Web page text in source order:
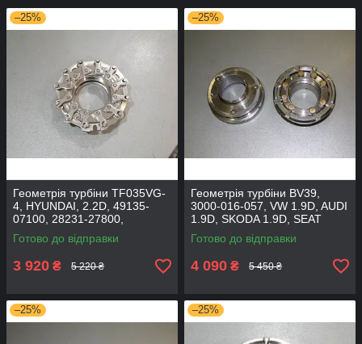
–25%
Геометрія турбіни TF035VG-
4, HYUNDAI, 2.2D, 49135-
07100, 28231-27800,
2823127800
Готово до відправки
3 920 ₴ 5 220 ₴
–25%
Геометрія турбіни BV39,
3000-016-057, VW 1.9D, AUDI
1.9D, SKODA 1.9D, SEAT
1.9D, 54399700017
Готово до відправки
4 090 ₴ 5 450 ₴
–25% –25%